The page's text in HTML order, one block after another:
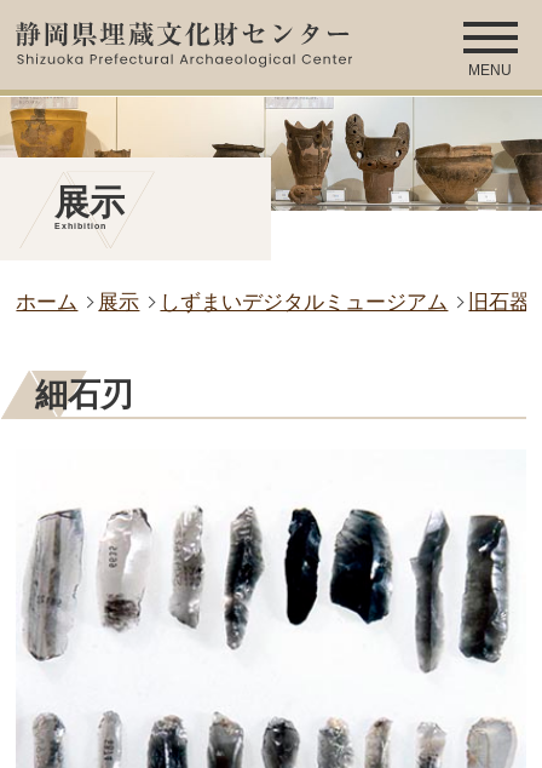
MENU
展示
Exhibition
ホーム 展示 しずまいデジタルミュージアム 旧石器
細石刃